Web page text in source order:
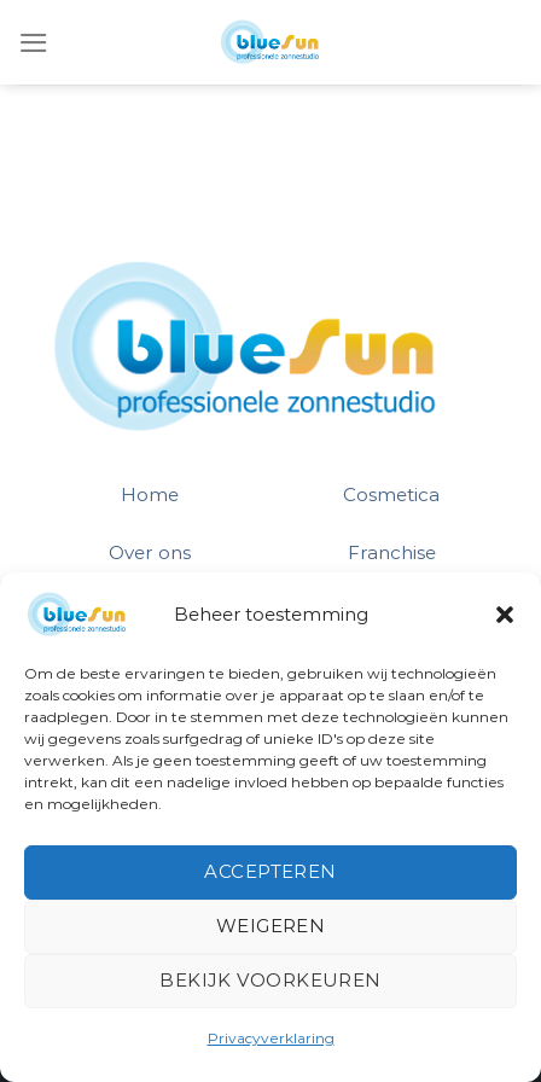
Beheer toestemming
Om de beste ervaringen te bieden, gebruiken wij technologieën
zoals cookies om informatie over je apparaat op te slaan en/of te
raadplegen. Door in te stemmen met deze technologieën kunnen
wij gegevens zoals surfgedrag of unieke ID's op deze site
verwerken. Als je geen toestemming geeft of uw toestemming
intrekt, kan dit een nadelige invloed hebben op bepaalde functies
en mogelijkheden.
ACCEPTEREN
WEIGEREN
BEKIJK VOORKEUREN
Privacyverklaring
naar
Home
Over ons
Advies
Cosmetica
Franchise
Vestigingen
Contactgegevens
Contactpersoon Remon
Bakker
©2026| Hosted byrscreate